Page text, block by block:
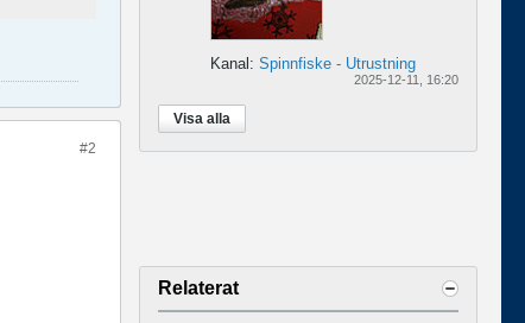
#2
Kanal: Spinnfiske - Utrustning
2025-12-11, 16:20
Visa alla
Relaterat